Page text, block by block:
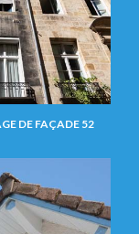
DE FAÇADE 52